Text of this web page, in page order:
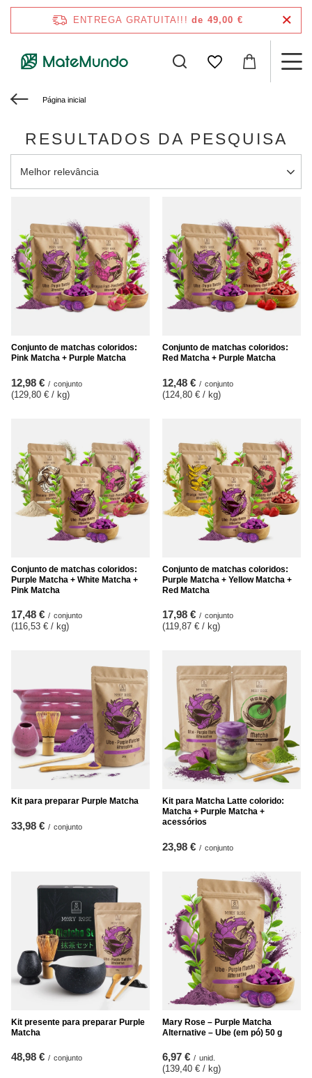
ENTREGA GRATUITA!!! de 49,00 €
Página inicial
RESULTADOS DA PESQUISA
Alterar a ordenação
Melhor relevância
Conjunto de matchas coloridos:
Pink Matcha + Purple Matcha
12,98 € / conjunto
(129,80 € / kg)
Conjunto de matchas coloridos:
Red Matcha + Purple Matcha
12,48 € / conjunto
(124,80 € / kg)
Conjunto de matchas coloridos:
Purple Matcha + White Matcha +
Pink Matcha
17,48 € / conjunto
(116,53 € / kg)
Conjunto de matchas coloridos:
Purple Matcha + Yellow Matcha +
Red Matcha
17,98 € / conjunto
(119,87 € / kg)
Kit para preparar Purple Matcha
33,98 € / conjunto
Kit para Matcha Latte colorido:
Matcha + Purple Matcha +
acessórios
23,98 € / conjunto
Kit presente para preparar Purple
Matcha
48,98 € / conjunto
Mary Rose – Purple Matcha
Alternative – Ube (em pó) 50 g
6,97 € / unid.
(139,40 € / kg)